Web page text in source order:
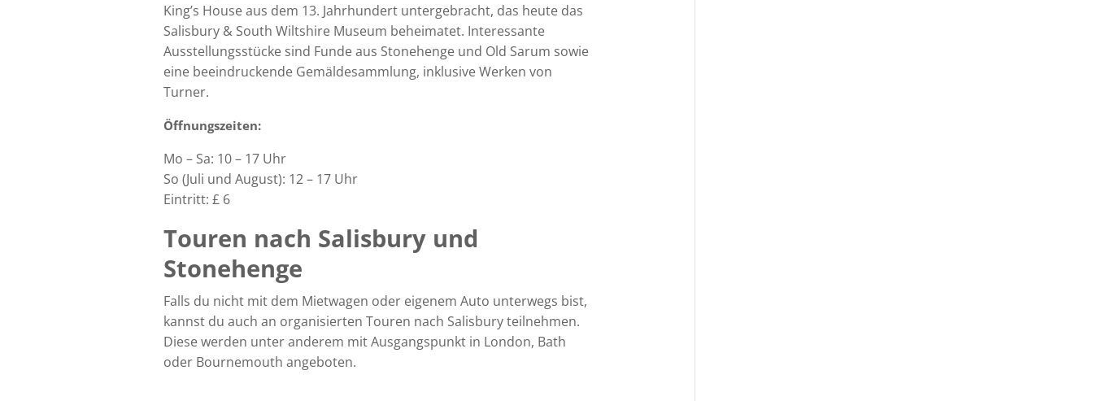
King’s House aus dem 13. Jahrhundert untergebracht, das heute das
Salisbury & South Wiltshire Museum beheimatet. Interessante
Ausstellungsstücke sind Funde aus Stonehenge und Old Sarum sowie
eine beeindruckende Gemäldesammlung, inklusive Werken von
Turner.
Öffnungszeiten:
Mo – Sa: 10 – 17 Uhr
So (Juli und August): 12 – 17 Uhr
Eintritt: £ 6
Touren nach Salisbury und
Stonehenge
Falls du nicht mit dem Mietwagen oder eigenem Auto unterwegs bist,
kannst du auch an organisierten Touren nach Salisbury teilnehmen.
Diese werden unter anderem mit Ausgangspunkt in London, Bath
oder Bournemouth angeboten.